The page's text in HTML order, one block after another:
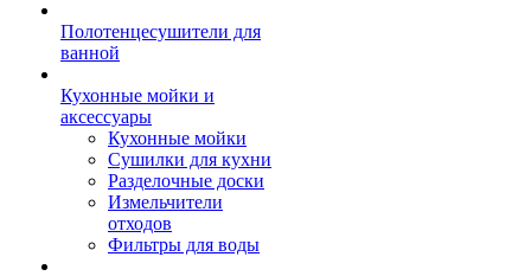
Полотенцесушители для
ванной
Кухонные мойки и
аксессуары
Кухонные мойки
Сушилки для кухни
Разделочные доски
Измельчители
отходов
Фильтры для воды